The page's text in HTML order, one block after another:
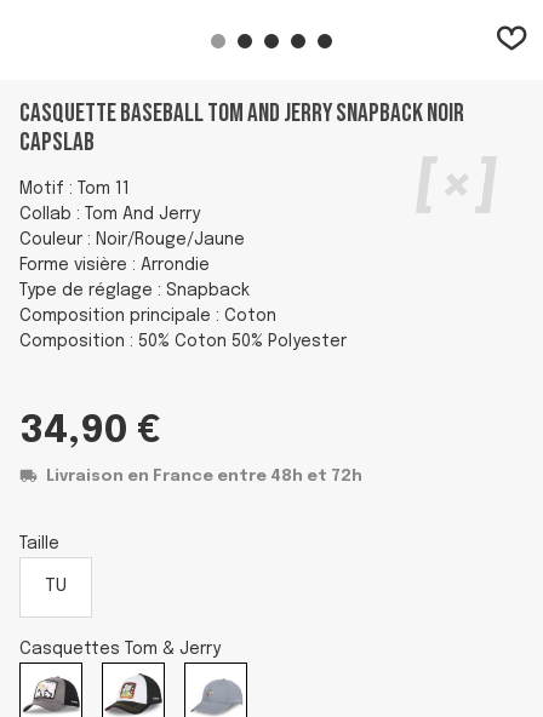
Casquette Baseball Tom And Jerry Snapback Noir
Capslab
Motif : Tom 11
Collab : Tom And Jerry
Couleur : Noir/Rouge/Jaune
Forme visière : Arrondie
Type de réglage : Snapback
Composition principale : Coton
Composition : 50% Coton 50% Polyester
34,90 €
Livraison en France entre 48h et 72h
Taille
TU
Casquettes Tom & Jerry